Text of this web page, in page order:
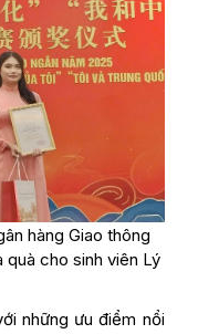
hàng Giao thông
quà cho sinh viên Lý
những ưu điểm nổi